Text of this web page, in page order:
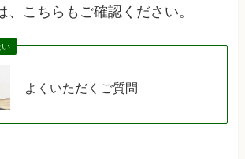
、こちらもご確認ください。
い
よくいただくご質問